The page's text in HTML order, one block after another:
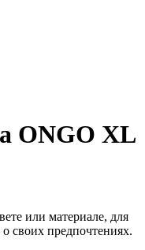
ONGO XL
или материале, для
своих предпочтениях.